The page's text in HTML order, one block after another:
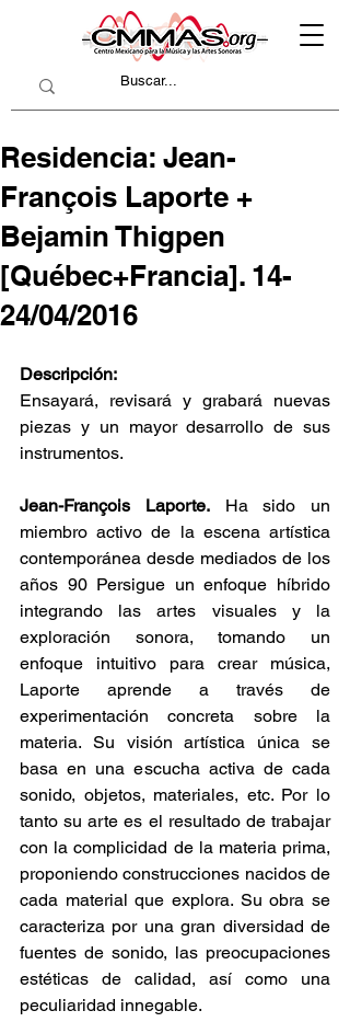
Residencia: Jean-
François Laporte +
Bejamin Thigpen
[Québec+Francia]. 14-
24/04/2016
Descripción:
Ensayará, revisará y grabará nuevas
piezas y un mayor desarrollo de sus
instrumentos.
Jean-François Laporte. Ha sido un
miembro activo de la escena artística
contemporánea desde mediados de los
años 90 Persigue un enfoque híbrido
integrando las artes visuales y la
exploración sonora, tomando un
enfoque intuitivo para crear música,
Laporte aprende a través de
experimentación concreta sobre la
materia. Su visión artística única se
basa en una escucha activa de cada
sonido, objetos, materiales, etc. Por lo
tanto su arte es el resultado de trabajar
con la complicidad de la materia prima,
proponiendo construcciones nacidos de
cada material que explora. Su obra se
caracteriza por una gran diversidad de
fuentes de sonido, las preocupaciones
estéticas de calidad, así como una
peculiaridad innegable.